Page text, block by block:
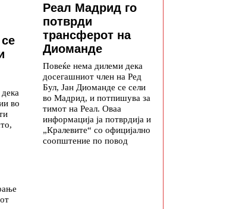
во
Реал Мадрид го
потврди
трансферот на
Диоманде
Повеќе нема дилеми дека
досегашниот член на Ред
Бул, Јан Диоманде се сели
во Мадрид, и потпишува за
тимот на Реал. Оваа
информација ја потврдија и
„Кралевите“ со официјално
соопштение по повод